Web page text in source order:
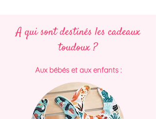
A qui sont destinés les cadeaux
toudoux ?
Aux bébés et aux enfants :